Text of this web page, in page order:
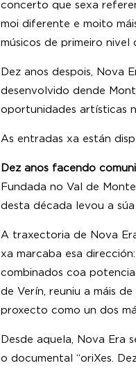
concerto que sexa
moi diferente e moito
músicos de primeiro
Dez anos despois, Nova
desenvolvido dende
oportunidades artísticas
As entradas xa están
Dez anos facendo
Fundada no Val de
desta década levou a
A traxectoria de Nova
xa marcaba esa
combinados coa
de Verín, reuniu a máis
proxecto como un dos
Desde aquela, Nova Era
o documental “oriXes.